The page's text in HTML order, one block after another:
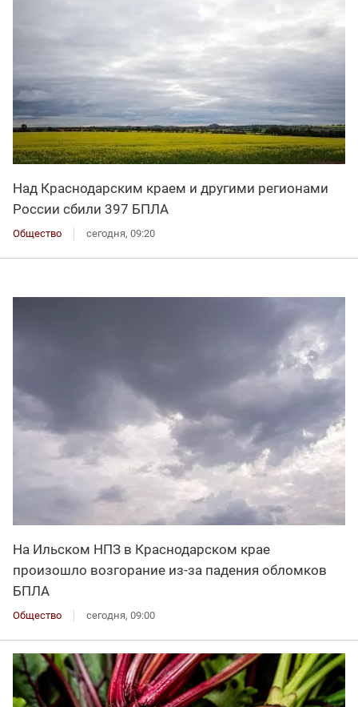
Над Краснодарским краем и другими регионами
России сбили 397 БПЛА
Общество сегодня, 09:20
На Ильском НПЗ в Краснодарском крае
произошло возгорание из-за падения обломков
БПЛА
Общество сегодня, 09:00